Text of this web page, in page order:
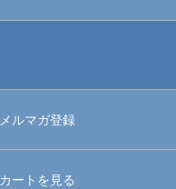
メルマガ登録
カートを見る